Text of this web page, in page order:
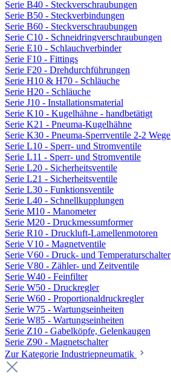
Serie B40 - Steckverschraubungen
Serie B50 - Steckverbindungen
Serie B60 - Steckverschraubungen
Serie C10 - Schneidringverschraubungen
Serie E10 - Schlauchverbinder
Serie F10 - Fittings
Serie F20 - Drehdurchführungen
Serie H10 & H70 - Schläuche
Serie H20 - Schläuche
Serie J10 - Installationsmaterial
Serie K10 - Kugelhähne - handbetätigt
Serie K21 - Pneuma-Kugelhähne
Serie K30 - Pneuma-Sperrventile 2-2 Wege
Serie L10 - Sperr- und Stromventile
Serie L11 - Sperr- und Stromventile
Serie L20 - Sicherheitsventile
Serie L21 - Sicherheitsventile
Serie L30 - Funktionsventile
Serie L40 - Schnellkupplungen
Serie M10 - Manometer
Serie M20 - Druckmessumformer
Serie R10 - Druckluft-Lamellenmotoren
Serie V10 - Magnetventile
Serie V60 - Druck- und Temperaturschalter
Serie V80 - Zähler- und Zeitventile
Serie W40 - Feinfilter
Serie W50 - Druckregler
Serie W60 - Proportionaldruckregler
Serie W75 - Wartungseinheiten
Serie W85 - Wartungseinheiten
Serie Z10 - Gabelköpfe, Gelenkaugen
Serie Z90 - Magnetschalter
Zur Kategorie Industriepneumatik